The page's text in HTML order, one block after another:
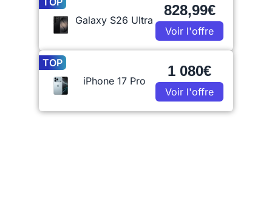
Galaxy S26 Ultra
828,99€
Voir l'offre
TOP
iPhone 17 Pro
1 080€
Voir l'offre